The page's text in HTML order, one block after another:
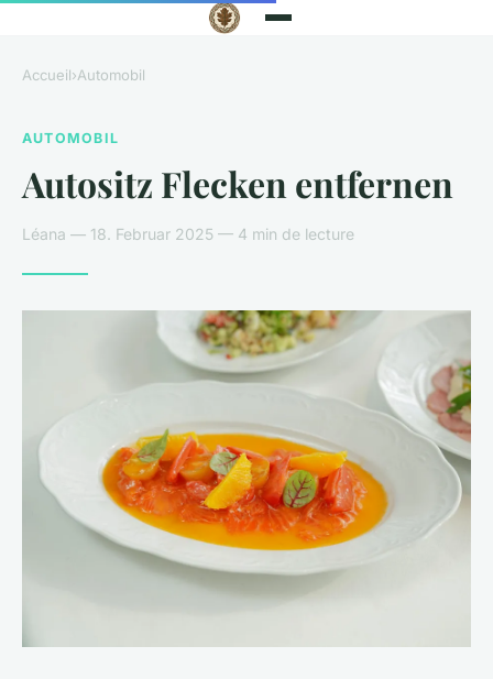
Accueil›Automobil
AUTOMOBIL
Autositz Flecken entfernen
Léana — 18. Februar 2025 — 4 min de lecture